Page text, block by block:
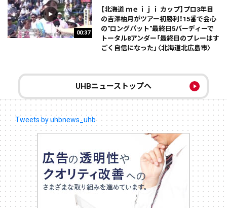
00:37
【北海道 ｍｅｉｊｉ カップ】プロ3年目
の吉澤柚月がツアー初勝利！15番で会心
の"ロングパット"最終日5バーディーで
トータル8アンダー「最終日のプレーはす
ごく自信になった」〈北海道北広島市〉
UHBニューストップへ
Tweets by uhbnews_uhb